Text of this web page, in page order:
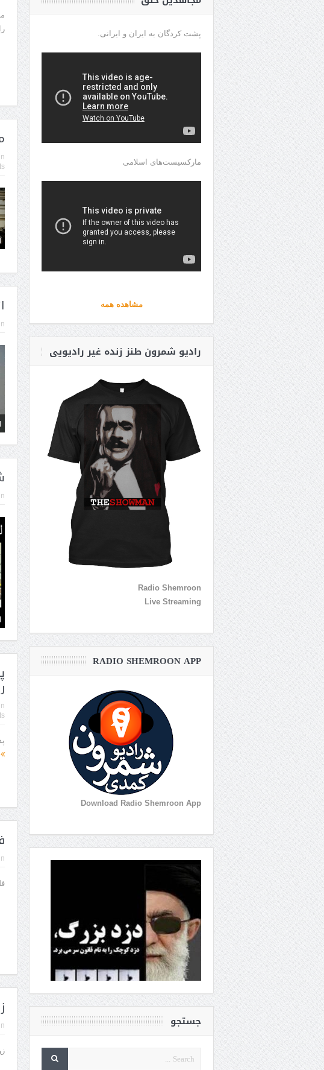
پشت کردگان به ایران و ایرانی.
مارکسیست‌های اسلامی
مشاهده همه
رادیو شمرون طنز زنده غیر رادیویی
Radio Shemroon
Live Streaming
RADIO SHEMROON APP
Download Radio Shemroon App
جستجو